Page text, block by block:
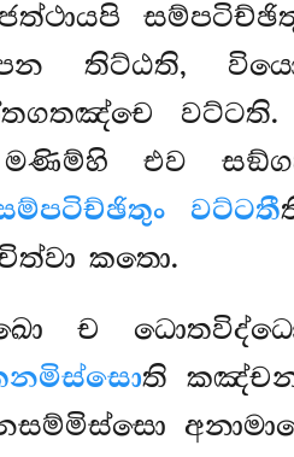
තිට්ඨති,
වට්ටති.
මණිම්හි එව
වට්ටතී
කතො.
ච
ති